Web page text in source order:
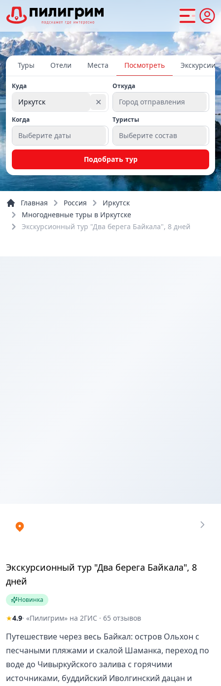
Туры Отели Места Посмотреть Экскурсии
Куда
Иркутск ✕
Откуда
Город отправления
Когда
Выберите даты
Туристы
Выберите состав
Подобрать тур
Главная Россия
Иркутск
Многодневные туры в Иркутске
Экскурсионный тур "Два берега Байкала", 8 дней
Экскурсионный тур "Два берега Байкала", 8
дней
Новинка
★4.9· «Пилигрим» на 2ГИС · 65 отзывов
Путешествие через весь Байкал: остров Ольхон с
песчаными пляжами и скалой Шаманка, переход по
воде до Чивыркуйского залива с горячими
источниками, буддийский Иволгинский дацан и